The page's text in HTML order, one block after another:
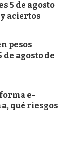
5 de agosto
y aciertos
pesos
agosto de
e-
qué riesgos